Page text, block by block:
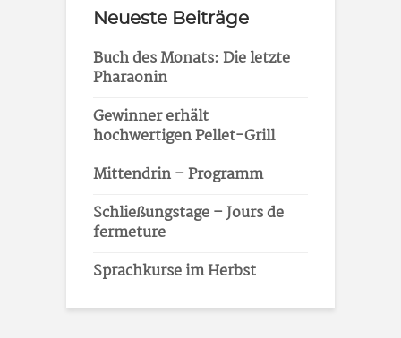
Neueste Beiträge
Buch des Monats: Die letzte
Pharaonin
Gewinner erhält
hochwertigen Pellet-Grill
Mittendrin – Programm
Schließungstage – Jours de
fermeture
Sprachkurse im Herbst